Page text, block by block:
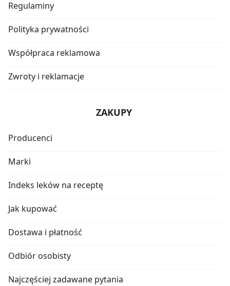
Regulaminy
Polityka prywatności
Współpraca reklamowa
Zwroty i reklamacje
ZAKUPY
Producenci
Marki
Indeks leków na receptę
Jak kupować
Dostawa i płatność
Odbiór osobisty
Najczęściej zadawane pytania